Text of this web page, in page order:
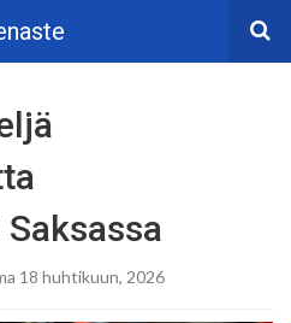
18 huhtikuun, 2026